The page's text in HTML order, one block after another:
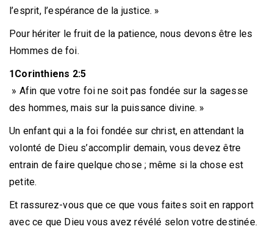
l’esprit, l’espérance de la justice. »
Pour hériter le fruit de la patience, nous devons être les
Hommes de foi.
1Corinthiens 2:5
» Afin que votre foi ne soit pas fondée sur la sagesse
des hommes, mais sur la puissance divine. »
Un enfant qui a la foi fondée sur christ, en attendant la
volonté de Dieu s’accomplir demain, vous devez être
entrain de faire quelque chose ; même si la chose est
petite.
Et rassurez-vous que ce que vous faites soit en rapport
avec ce que Dieu vous avez révélé selon votre destinée.